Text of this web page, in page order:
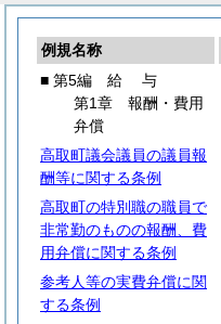
例規名称
■ 第5編 給 与
第1章 報酬・費用
弁償
高取町議会議員の議員報
酬等に関する条例
高取町の特別職の職員で
非常勤のものの報酬、費
用弁償に関する条例
参考人等の実費弁償に関
する条例